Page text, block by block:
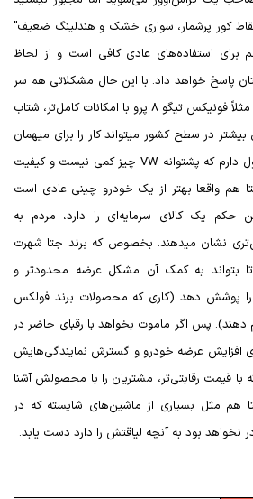
کور پرشمار، سواری خشک و هندلینگ ضعیف"
استفاده‌های عادی کافی است و از لحاظ
پاسخ خواهد داد. با این حال مشکلاتی هم سر
راه نماینده ماموت قرار دارند. مثلاً فونیکس تیگو 8 پرو با امکانات کامل‌تر، شتاب
در سطح کشور میتواند کار را برای میهمان
دارم که پشتوانه VWچیز کمی نیست و کیفیت
هم واقعا بهتر از یک خودرو چینی عادی است
یک کالای سرمایه‌ای را دارد، مردم به
نشان میدهند. بخصوص که برند جتا شهرت
بتواند به کمک آن مشکل عرضه محدودتر و
را پوشش دهد (کاری که محصولات برند فولکس
دهند). پس اگر ماموت بخواهد با رقبای حاضر در
افزایش عرضه خودرو و گسترش نمایندگی‌هایش
با قیمت رقابتی‌تر، مشتریان را با محصولش آشنا
هم مثل بسیاری از ماشین‌های شایسته که در
بود به آنچه لیاقتش را دارد دست یابد.